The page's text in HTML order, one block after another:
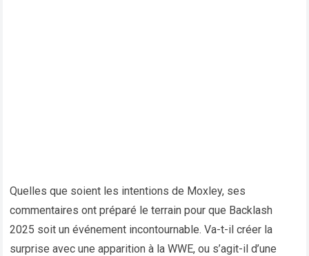
Quelles que soient les intentions de Moxley, ses
commentaires ont préparé le terrain pour que Backlash
2025 soit un événement incontournable. Va-t-il créer la
surprise avec une apparition à la WWE, ou s’agit-il d’une